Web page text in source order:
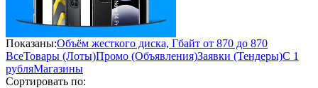
Показаны:Объём жесткого диска, Гбайт от 870 до 870
ВсеТовары (Лоты)Промо (Объявления)Заявки (Тендеры)С 1
рубляМагазины
Сортировать по: